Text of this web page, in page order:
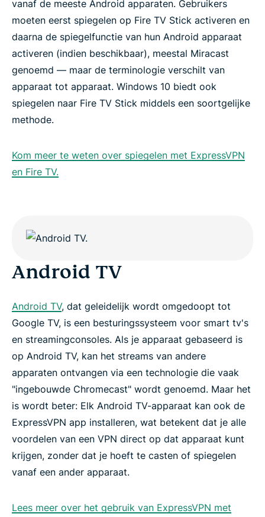
vanaf de meeste Android apparaten. Gebruikers
moeten eerst spiegelen op Fire TV Stick activeren en
daarna de spiegelfunctie van hun Android apparaat
activeren (indien beschikbaar), meestal Miracast
genoemd — maar de terminologie verschilt van
apparaat tot apparaat. Windows 10 biedt ook
spiegelen naar Fire TV Stick middels een soortgelijke
methode.
Kom meer te weten over spiegelen met ExpressVPN
en Fire TV.
Android TV
Android TV, dat geleidelijk wordt omgedoopt tot
Google TV, is een besturingssysteem voor smart tv's
en streamingconsoles. Als je apparaat gebaseerd is
op Android TV, kan het streams van andere
apparaten ontvangen via een technologie die vaak
"ingebouwde Chromecast" wordt genoemd. Maar het
is wordt beter: Elk Android TV-apparaat kan ook de
ExpressVPN app installeren, wat betekent dat je alle
voordelen van een VPN direct op dat apparaat kunt
krijgen, zonder dat je hoeft te casten of spiegelen
vanaf een ander apparaat.
Lees meer over het gebruik van ExpressVPN met